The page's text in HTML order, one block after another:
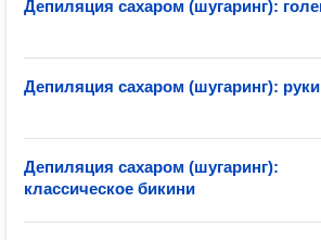
Депиляция сахаром (шугаринг):
Депиляция сахаром (шугаринг): руки
Депиляция сахаром (шугаринг):
классическое бикини